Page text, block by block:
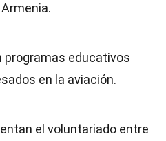
programas educativos
en la aviación.
el voluntariado entre